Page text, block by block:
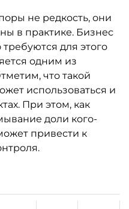
не редкость, они
в практике. Бизнес
для этого
одним из
что такой
использоваться и
При этом, как
доли кого-
привести к